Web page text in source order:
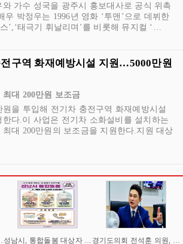
가수 성국을 광주시 홍보대사로 공식 위촉
우 박정우는 1996년 영화 ‘투맨’으로 데뷔한
’,‘태극기 휘날리며’를 비롯해 뮤지컬 ‘…
구역 화재예방시설 지원…5000만원
대 200만원 보조금
원을 투입해 전기차 충전구역 화재예방시설
다.이 사업은 전기차 소화설비를 설치하는
최대 200만원의 보조금을 지원한다.지원 대상
명 본격 지원 성남시, 통합돌봄 대상자 집중 발굴 나서 '내 집에서 건강하게' 경기도의회 전석훈 의원, WEF 통해 경기도의 세계화 전략 기획해야